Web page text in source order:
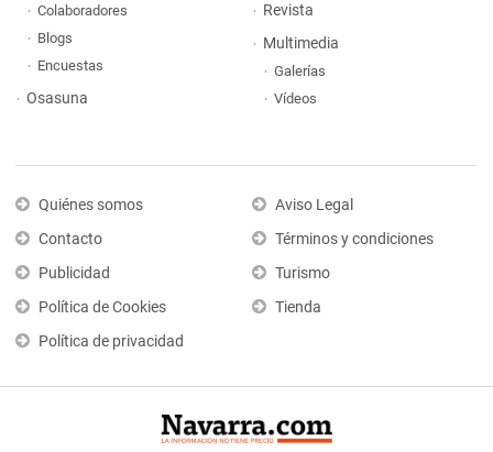
Colaboradores
Blogs
Encuestas
Osasuna
Revista
Multimedia
Galerías
Vídeos
Quiénes somos
Contacto
Publicidad
Política de Cookies
Política de privacidad
Aviso Legal
Términos y condiciones
Turismo
Tienda